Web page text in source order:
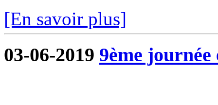
[En savoir plus]
03-06-2019 9ème